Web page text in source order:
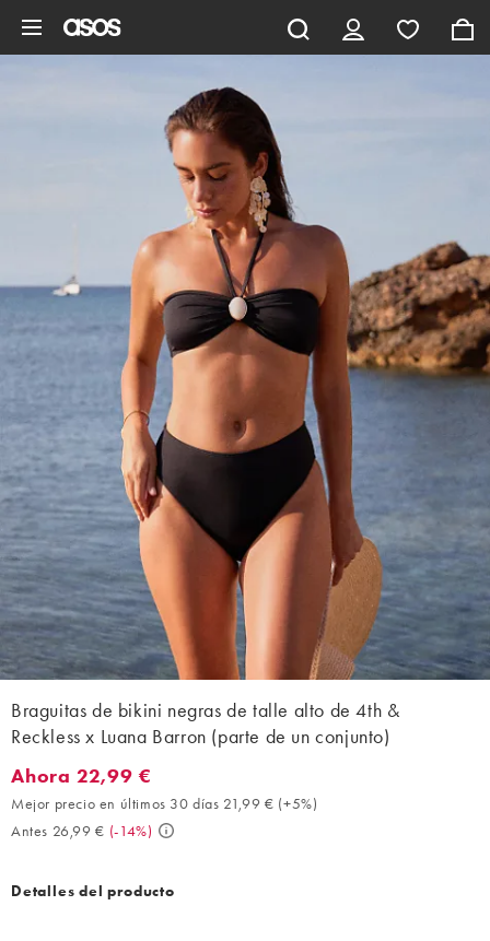
Braguitas de bikini negras de talle alto de 4th &
Reckless x Luana Barron (parte de un conjunto)
Ahora 22,99 €. Mejor precio en últimos 30 días 21,99 € (+5%).
Ahora 22,99 €
Mejor precio en últimos 30 días 21,99 € (+5%)
Antes 26,99 € (-14%)
Detalles del producto